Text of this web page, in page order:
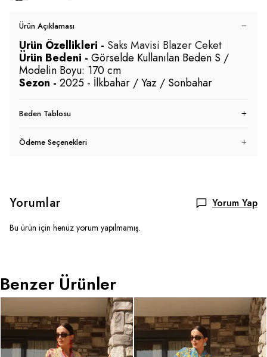
Ürün Açıklaması
Ürün Özellikleri - Saks Mavisi Blazer Ceket
Ürün Bedeni - Görselde Kullanılan Beden S /
Modelin Boyu: 170 cm
Sezon - 2025 - İlkbahar / Yaz / Sonbahar
Beden Tablosu
Ödeme Seçenekleri
Yorumlar Yorum Yap
Bu ürün için henüz yorum yapılmamış.
Benzer Ürünler